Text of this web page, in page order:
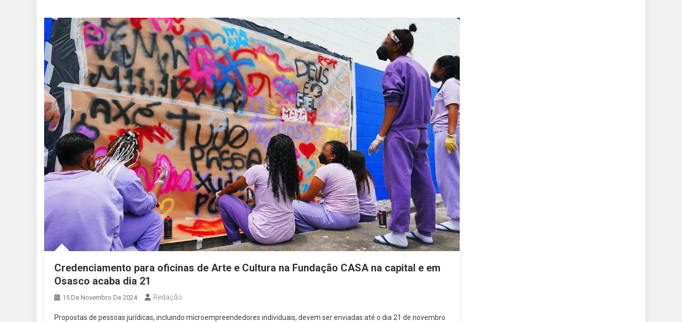
De
Jovens
Em
Medida
Socioeducativa
Com
A
Sua
Experiência
Como
Professor?
Credenciamento para oficinas de Arte e Cultura na Fundação CASA na capital e em
Osasco acaba dia 21
15 De Novembro De 2024 Redação
Propostas de pessoas jurídicas, incluindo microempreendedores individuais, devem ser enviadas até o dia 21 de novembro